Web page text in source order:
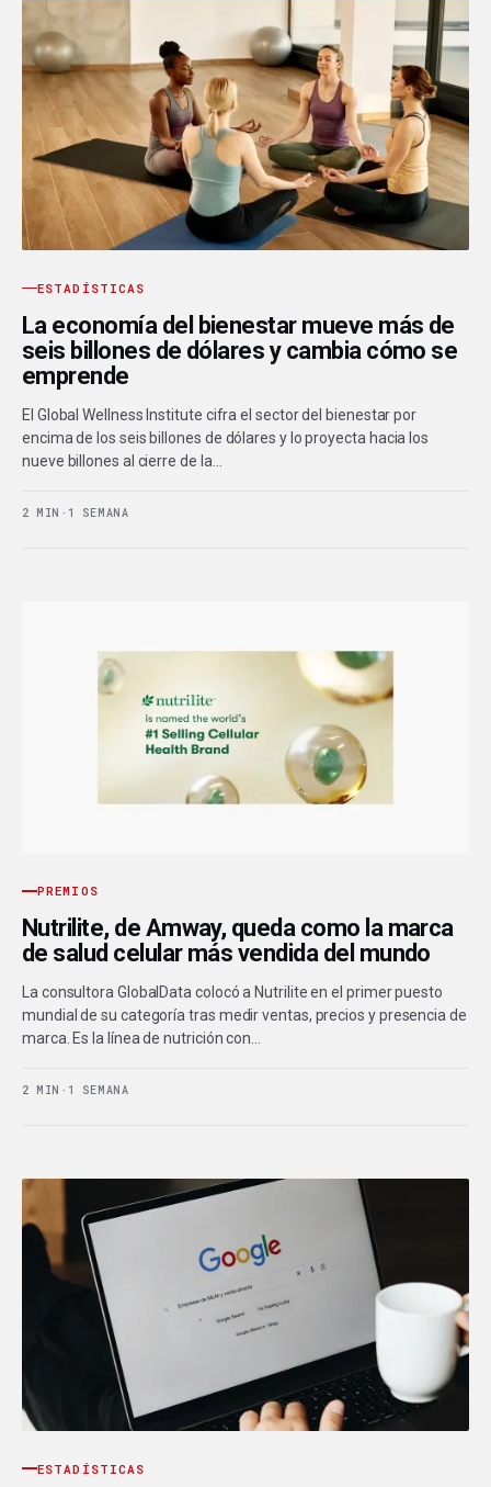
ESTADÍSTICAS
La economía del bienestar mueve más de
seis billones de dólares y cambia cómo se
emprende
El Global Wellness Institute cifra el sector del bienestar por
encima de los seis billones de dólares y lo proyecta hacia los
nueve billones al cierre de la…
2 MIN · 1 SEMANA
PREMIOS
Nutrilite, de Amway, queda como la marca
de salud celular más vendida del mundo
La consultora GlobalData colocó a Nutrilite en el primer puesto
mundial de su categoría tras medir ventas, precios y presencia de
marca. Es la línea de nutrición con…
2 MIN · 1 SEMANA
ESTADÍSTICAS